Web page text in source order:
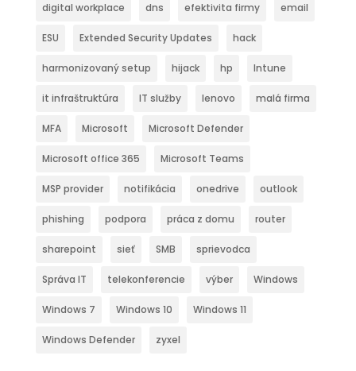
digital workplace dns efektivita firmy email
ESU Extended Security Updates hack
harmonizovaný setup hijack hp Intune
it infraštruktúra IT služby lenovo malá firma
MFA Microsoft Microsoft Defender
Microsoft office 365 Microsoft Teams
MSP provider notifikácia onedrive outlook
phishing podpora práca z domu router
sharepoint sieť SMB sprievodca
Správa IT telekonferencie výber Windows
Windows 7 Windows 10 Windows 11
Windows Defender zyxel